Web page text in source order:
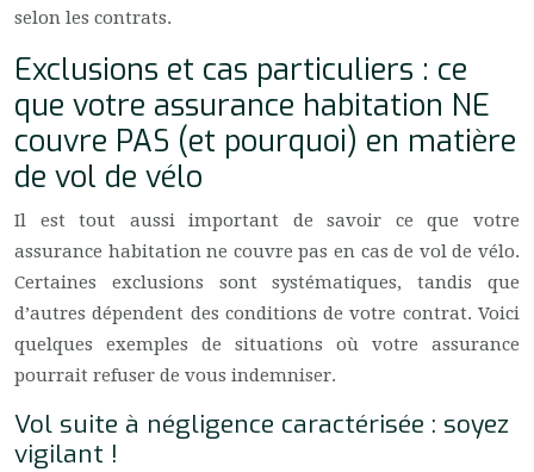
selon les contrats.
Exclusions et cas particuliers : ce
que votre assurance habitation NE
couvre PAS (et pourquoi) en matière
de vol de vélo
Il est tout aussi important de savoir ce que votre
assurance habitation ne couvre pas en cas de vol de vélo.
Certaines exclusions sont systématiques, tandis que
d’autres dépendent des conditions de votre contrat. Voici
quelques exemples de situations où votre assurance
pourrait refuser de vous indemniser.
Vol suite à négligence caractérisée : soyez
vigilant !